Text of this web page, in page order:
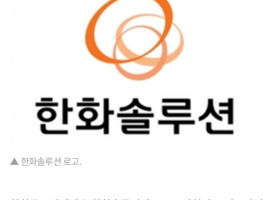
▲ 한화솔루션 로고.